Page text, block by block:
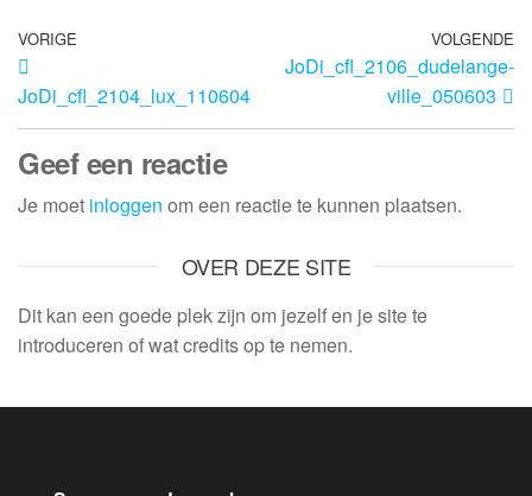
VORIGE
JoDi_cfl_2104_lux_110604
VOLGENDE
JoDi_cfl_2106_dudelange-
ville_050603
Geef een reactie
Je moet inloggen om een reactie te kunnen plaatsen.
OVER DEZE SITE
Dit kan een goede plek zijn om jezelf en je site te
introduceren of wat credits op te nemen.